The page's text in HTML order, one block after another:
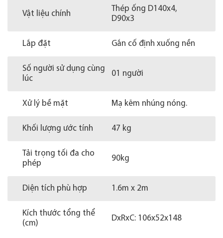
Vật liệu chính
Thép ống D140x4,
D90x3
Lắp đặt Gắn cố định xuống nền
Số người sử dụng cùng
lúc
01 người
Xử lý bề mặt Mạ kẽm nhúng nóng.
Khối lượng ước tính 47 kg
Tải trọng tối đa cho
phép
90kg
Diện tích phù hợp 1.6m x 2m
Kích thước tổng thể
(cm)
DxRxC: 106x52x148